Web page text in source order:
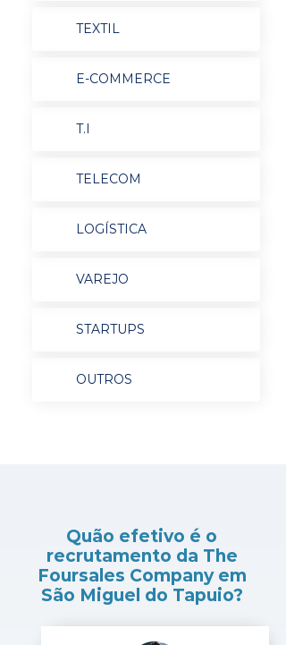
TEXTIL
E-COMMERCE
T.I
TELECOM
LOGÍSTICA
VAREJO
STARTUPS
OUTROS
Quão efetivo é o
recrutamento da The
Foursales Company em
São Miguel do Tapuio?